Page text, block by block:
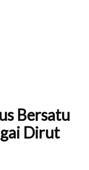
Bersatu
Dirut